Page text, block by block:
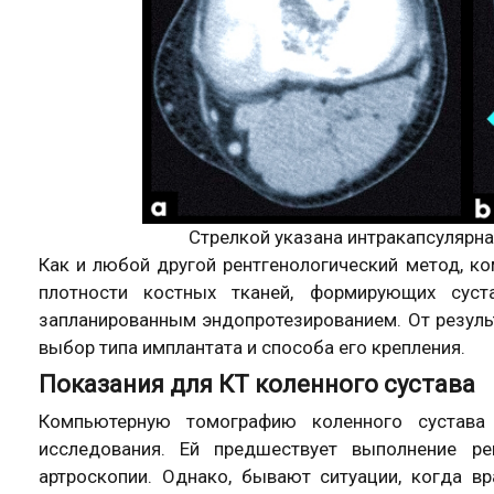
Стрелкой указана
Как и любой другой рентгенологический метод,
плотности костных тканей, формирующих
запланированным эндопротезированием. От
выбор типа имплантата и способа его крепления.
Показания для КТ коленного сустава
Компьютерную томографию коленного
исследования. Ей предшествует выполнение
артроскопии. Однако, бывают ситуации, когда